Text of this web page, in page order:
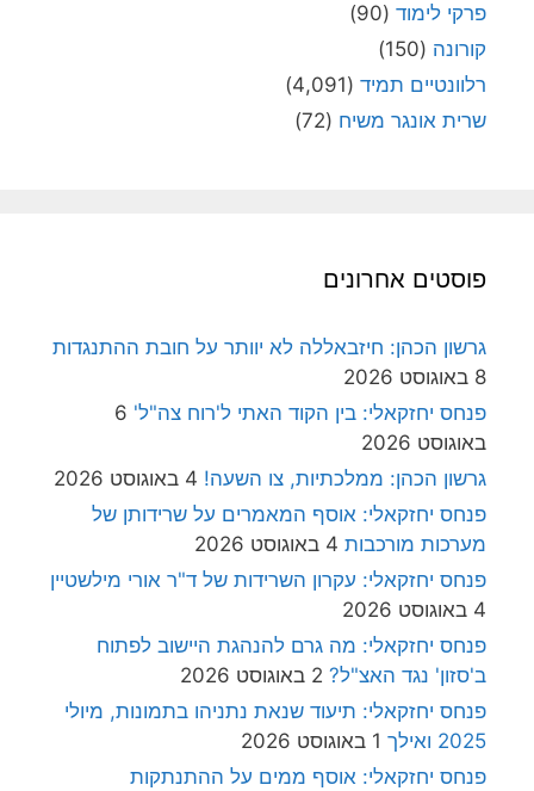
פרקי לימוד (90)
קורונה (150)
רלוונטיים תמיד (4,091)
שרית אונגר משיח (72)
פוסטים אחרונים
גרשון הכהן: חיזבאללה לא יוותר על חובת ההתנגדות
8 באוגוסט 2026
פנחס יחזקאלי: בין הקוד האתי ל'רוח צה"ל' 6
באוגוסט 2026
גרשון הכהן: ממלכתיות, צו השעה! 4 באוגוסט 2026
פנחס יחזקאלי: אוסף המאמרים על שרידותן של
מערכות מורכבות 4 באוגוסט 2026
פנחס יחזקאלי: עקרון השרידות של ד"ר אורי מילשטיין
4 באוגוסט 2026
פנחס יחזקאלי: מה גרם להנהגת היישוב לפתוח
ב'סזון' נגד האצ"ל? 2 באוגוסט 2026
פנחס יחזקאלי: תיעוד שנאת נתניהו בתמונות, מיולי
2025 ואילך
1 באוגוסט 2026
פנחס יחזקאלי: אוסף ממים על ההתנתקות